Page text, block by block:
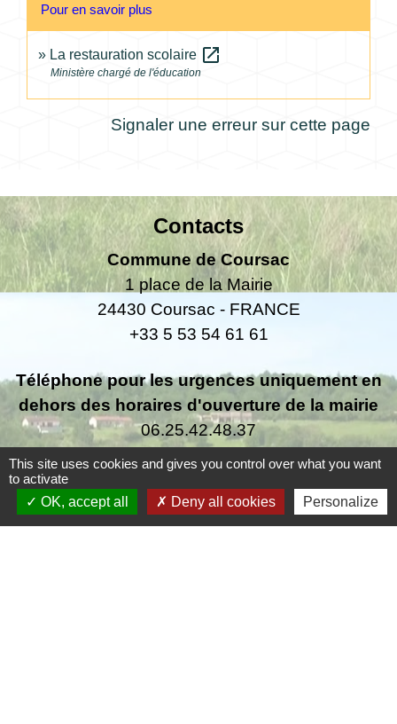
Pour en savoir plus
La restauration scolaire open_in_new
Ministère chargé de l'éducation
Signaler une erreur sur cette page
Contacts
Commune de Coursac
1 place de la Mairie
24430 Coursac - FRANCE
+33 5 53 54 61 61
Téléphone pour les urgences uniquement en
dehors des horaires d'ouverture de la mairie
06.25.42.48.37
This site uses cookies and gives you control over what you want
to activate
OK, accept all
Deny all cookies Personalize